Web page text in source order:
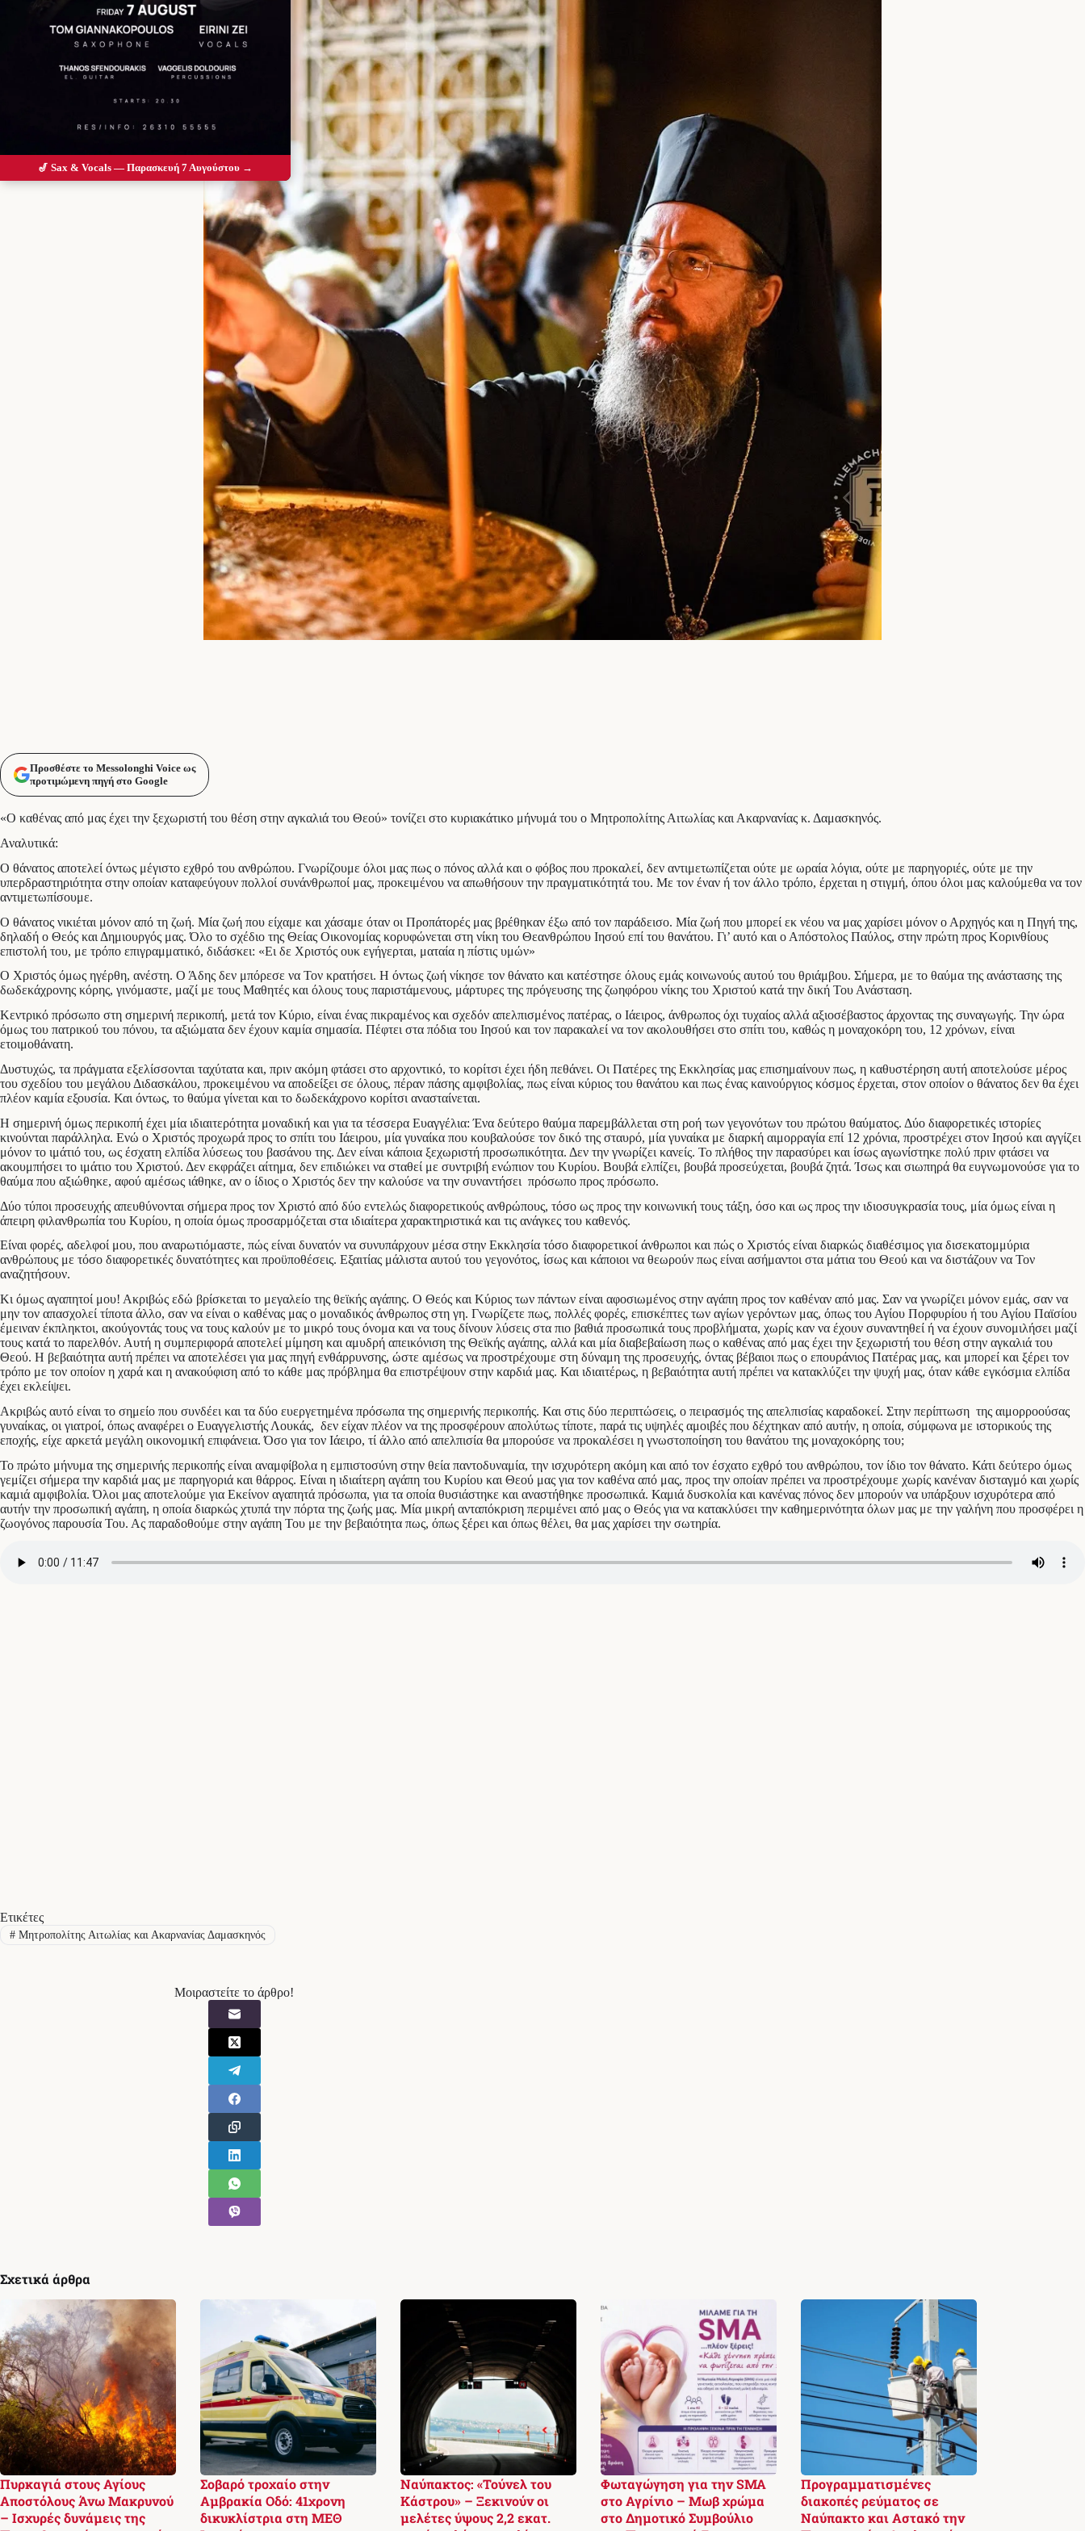
Προσθέστε το Messolonghi Voice ως
προτιμώμενη πηγή στο Google
«Ο καθένας από μας έχει την ξεχωριστή του θέση στην αγκαλιά του Θεού» τονίζει στο κυριακάτικο μήνυμά του ο Μητροπολίτης Αιτωλίας και Ακαρνανίας κ. Δαμασκηνός.
Αναλυτικά:
Ο θάνατος αποτελεί όντως μέγιστο εχθρό του ανθρώπου. Γνωρίζουμε όλοι μας πως ο πόνος αλλά και ο φόβος που προκαλεί, δεν αντιμετωπίζεται ούτε με ωραία λόγια, ούτε με παρηγοριές, ούτε με την
υπερδραστηριότητα στην οποίαν καταφεύγουν πολλοί συνάνθρωποί μας, προκειμένου να απωθήσουν την πραγματικότητά του. Με τον έναν ή τον άλλο τρόπο, έρχεται η στιγμή, όπου όλοι μας καλούμεθα να τον
αντιμετωπίσουμε.
Ο θάνατος νικιέται μόνον από τη ζωή. Μία ζωή που είχαμε και χάσαμε όταν οι Προπάτορές μας βρέθηκαν έξω από τον παράδεισο. Μία ζωή που μπορεί εκ νέου να μας χαρίσει μόνον ο Αρχηγός και η Πηγή της,
δηλαδή ο Θεός και Δημιουργός μας. Όλο το σχέδιο της Θείας Οικονομίας κορυφώνεται στη νίκη του Θεανθρώπου Ιησού επί του θανάτου. Γι’ αυτό και ο Απόστολος Παύλος, στην πρώτη προς Κορινθίους
επιστολή του, με τρόπο επιγραμματικό, διδάσκει: «Ει δε Χριστός ουκ εγήγερται, ματαία η πίστις υμών»
Ο Χριστός όμως ηγέρθη, ανέστη. Ο Άδης δεν μπόρεσε να Τον κρατήσει. Η όντως ζωή νίκησε τον θάνατο και κατέστησε όλους εμάς κοινωνούς αυτού του θριάμβου. Σήμερα, με το θαύμα της ανάστασης της
δωδεκάχρονης κόρης, γινόμαστε, μαζί με τους Μαθητές και όλους τους παριστάμενους, μάρτυρες της πρόγευσης της ζωηφόρου νίκης του Χριστού κατά την δική Του Ανάσταση.
Κεντρικό πρόσωπο στη σημερινή περικοπή, μετά τον Κύριο, είναι ένας πικραμένος και σχεδόν απελπισμένος πατέρας, ο Ιάειρος, άνθρωπος όχι τυχαίος αλλά αξιοσέβαστος άρχοντας της συναγωγής. Την ώρα
όμως του πατρικού του πόνου, τα αξιώματα δεν έχουν καμία σημασία. Πέφτει στα πόδια του Ιησού και τον παρακαλεί να τον ακολουθήσει στο σπίτι του, καθώς η μοναχοκόρη του, 12 χρόνων, είναι
ετοιμοθάνατη.
Δυστυχώς, τα πράγματα εξελίσσονται ταχύτατα και, πριν ακόμη φτάσει στο αρχοντικό, το κορίτσι έχει ήδη πεθάνει. Οι Πατέρες της Εκκλησίας μας επισημαίνουν πως, η καθυστέρηση αυτή αποτελούσε μέρος
του σχεδίου του μεγάλου Διδασκάλου, προκειμένου να αποδείξει σε όλους, πέραν πάσης αμφιβολίας, πως είναι κύριος του θανάτου και πως ένας καινούργιος κόσμος έρχεται, στον οποίον ο θάνατος δεν θα έχει
πλέον καμία εξουσία. Και όντως, το θαύμα γίνεται και το δωδεκάχρονο κορίτσι ανασταίνεται.
Η σημερινή όμως περικοπή έχει μία ιδιαιτερότητα μοναδική και για τα τέσσερα Ευαγγέλια: Ένα δεύτερο θαύμα παρεμβάλλεται στη ροή των γεγονότων του πρώτου θαύματος. Δύο διαφορετικές ιστορίες
κινούνται παράλληλα. Ενώ ο Χριστός προχωρά προς το σπίτι του Ιάειρου, μία γυναίκα που κουβαλούσε τον δικό της σταυρό, μία γυναίκα με διαρκή αιμορραγία επί 12 χρόνια, προστρέχει στον Ιησού και αγγίζει
μόνον το ιμάτιό του, ως έσχατη ελπίδα λύσεως του βασάνου της. Δεν είναι κάποια ξεχωριστή προσωπικότητα. Δεν την γνωρίζει κανείς. Το πλήθος την παρασύρει και ίσως αγωνίστηκε πολύ πριν φτάσει να
ακουμπήσει το ιμάτιο του Χριστού. Δεν εκφράζει αίτημα, δεν επιδιώκει να σταθεί με συντριβή ενώπιον του Κυρίου. Βουβά ελπίζει, βουβά προσεύχεται, βουβά ζητά. Ίσως και σιωπηρά θα ευγνωμονούσε για το
θαύμα που αξιώθηκε, αφού αμέσως ιάθηκε, αν ο ίδιος ο Χριστός δεν την καλούσε να την συναντήσει πρόσωπο προς πρόσωπο.
Δύο τύποι προσευχής απευθύνονται σήμερα προς τον Χριστό από δύο εντελώς διαφορετικούς ανθρώπους, τόσο ως προς την κοινωνική τους τάξη, όσο και ως προς την ιδιοσυγκρασία τους, μία όμως είναι η
άπειρη φιλανθρωπία του Κυρίου, η οποία όμως προσαρμόζεται στα ιδιαίτερα χαρακτηριστικά και τις ανάγκες του καθενός.
Είναι φορές, αδελφοί μου, που αναρωτιόμαστε, πώς είναι δυνατόν να συνυπάρχουν μέσα στην Εκκλησία τόσο διαφορετικοί άνθρωποι και πώς ο Χριστός είναι διαρκώς διαθέσιμος για δισεκατομμύρια
ανθρώπους με τόσο διαφορετικές δυνατότητες και προϋποθέσεις. Εξαιτίας μάλιστα αυτού του γεγονότος, ίσως και κάποιοι να θεωρούν πως είναι ασήμαντοι στα μάτια του Θεού και να διστάζουν να Τον
αναζητήσουν.
Κι όμως αγαπητοί μου! Ακριβώς εδώ βρίσκεται το μεγαλείο της θεϊκής αγάπης. Ο Θεός και Κύριος των πάντων είναι αφοσιωμένος στην αγάπη προς τον καθέναν από μας. Σαν να γνωρίζει μόνον εμάς, σαν να
μην τον απασχολεί τίποτα άλλο, σαν να είναι ο καθένας μας ο μοναδικός άνθρωπος στη γη. Γνωρίζετε πως, πολλές φορές, επισκέπτες των αγίων γερόντων μας, όπως του Αγίου Πορφυρίου ή του Αγίου Παϊσίου
έμειναν έκπληκτοι, ακούγοντάς τους να τους καλούν με το μικρό τους όνομα και να τους δίνουν λύσεις στα πιο βαθιά προσωπικά τους προβλήματα, χωρίς καν να έχουν συναντηθεί ή να έχουν συνομιλήσει μαζί
τους κατά το παρελθόν. Αυτή η συμπεριφορά αποτελεί μίμηση και αμυδρή απεικόνιση της Θεϊκής αγάπης, αλλά και μία διαβεβαίωση πως ο καθένας από μας έχει την ξεχωριστή του θέση στην αγκαλιά του
Θεού. Η βεβαιότητα αυτή πρέπει να αποτελέσει για μας πηγή ενθάρρυνσης, ώστε αμέσως να προστρέχουμε στη δύναμη της προσευχής, όντας βέβαιοι πως ο επουράνιος Πατέρας μας, και μπορεί και ξέρει τον
τρόπο με τον οποίον η χαρά και η ανακούφιση από το κάθε μας πρόβλημα θα επιστρέψουν στην καρδιά μας. Και ιδιαιτέρως, η βεβαιότητα αυτή πρέπει να κατακλύζει την ψυχή μας, όταν κάθε εγκόσμια ελπίδα
έχει εκλείψει.
Ακριβώς αυτό είναι το σημείο που συνδέει και τα δύο ευεργετημένα πρόσωπα της σημερινής περικοπής. Και στις δύο περιπτώσεις, ο πειρασμός της απελπισίας καραδοκεί. Στην περίπτωση της αιμορροούσας
γυναίκας, οι γιατροί, όπως αναφέρει ο Ευαγγελιστής Λουκάς, δεν είχαν πλέον να της προσφέρουν απολύτως τίποτε, παρά τις υψηλές αμοιβές που δέχτηκαν από αυτήν, η οποία, σύμφωνα με ιστορικούς της
εποχής, είχε αρκετά μεγάλη οικονομική επιφάνεια. Όσο για τον Ιάειρο, τί άλλο από απελπισία θα μπορούσε να προκαλέσει η γνωστοποίηση του θανάτου της μοναχοκόρης του;
Το πρώτο μήνυμα της σημερινής περικοπής είναι αναμφίβολα η εμπιστοσύνη στην θεία παντοδυναμία, την ισχυρότερη ακόμη και από τον έσχατο εχθρό του ανθρώπου, τον ίδιο τον θάνατο. Κάτι δεύτερο όμως
γεμίζει σήμερα την καρδιά μας με παρηγοριά και θάρρος. Είναι η ιδιαίτερη αγάπη του Κυρίου και Θεού μας για τον καθένα από μας, προς την οποίαν πρέπει να προστρέχουμε χωρίς κανέναν δισταγμό και χωρίς
καμιά αμφιβολία. Όλοι μας αποτελούμε για Εκείνον αγαπητά πρόσωπα, για τα οποία θυσιάστηκε και αναστήθηκε προσωπικά. Καμιά δυσκολία και κανένας πόνος δεν μπορούν να υπάρξουν ισχυρότερα από
αυτήν την προσωπική αγάπη, η οποία διαρκώς χτυπά την πόρτα της ζωής μας. Μία μικρή ανταπόκριση περιμένει από μας ο Θεός για να κατακλύσει την καθημερινότητα όλων μας με την γαλήνη που προσφέρει η
ζωογόνος παρουσία Του. Ας παραδοθούμε στην αγάπη Του με την βεβαιότητα πως, όπως ξέρει και όπως θέλει, θα μας χαρίσει την σωτηρία.
Ετικέτες
#Μητροπολίτης Αιτωλίας και Ακαρνανίας Δαμασκηνός
Μοιραστείτε το άρθρο!
Σχετικά άρθρα
Πυρκαγιά στους Αγίους
Αποστόλους Άνω Μακρυνού
– Ισχυρές δυνάμεις της
Σοβαρό τροχαίο στην
Αμβρακία Οδό: 41χρονη
δικυκλίστρια στη ΜΕΘ
Ναύπακτος: «Τούνελ του
Κάστρου» – Ξεκινούν οι
μελέτες ύψους 2,2 εκατ.
Φωταγώγηση για την SMA
στο Αγρίνιο – Μωβ χρώμα
στο Δημοτικό Συμβούλιο
Προγραμματισμένες
διακοπές ρεύματος σε
Ναύπακτο και Αστακό την
🎷 Sax & Vocals — Παρασκευή 7 Αυγούστου →